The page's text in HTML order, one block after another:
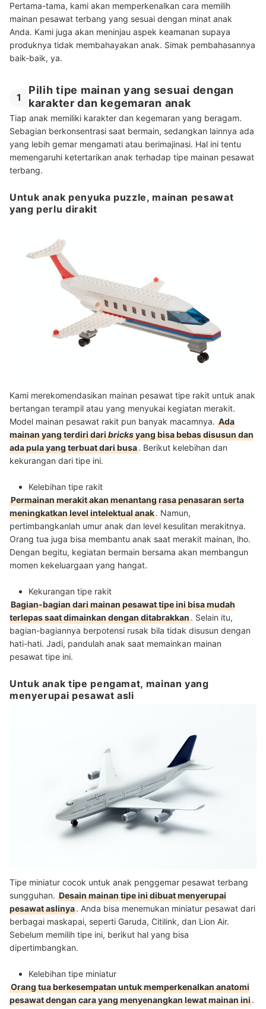
Pertama-tama, kami akan memperkenalkan cara memilih
mainan pesawat terbang yang sesuai dengan minat anak
Anda. Kami juga akan meninjau aspek keamanan supaya
produknya tidak membahayakan anak. Simak pembahasannya
baik-baik, ya.
1
Pilih tipe mainan yang sesuai dengan
karakter dan kegemaran anak
Tiap anak memiliki karakter dan kegemaran yang beragam.
Sebagian berkonsentrasi saat bermain, sedangkan lainnya ada
yang lebih gemar mengamati atau berimajinasi. Hal ini tentu
memengaruhi ketertarikan anak terhadap tipe mainan pesawat
terbang.
Untuk anak penyuka puzzle, mainan pesawat
yang perlu dirakit
Kami merekomendasikan mainan pesawat tipe rakit untuk anak
bertangan terampil atau yang menyukai kegiatan merakit.
Model mainan pesawat rakit pun banyak macamnya. Ada
mainan yang terdiri daribricksyang bisa bebas disusun dan
ada pula yang terbuat dari busa. Berikut kelebihan dan
kekurangan dari tipe ini.
Kelebihan tipe rakit
Permainan merakit akan menantangrasa penasaran serta
meningkatkan level intelektual anak. Namun,
pertimbangkanlah umur anak dan level kesulitan merakitnya.
Orang tua juga bisa membantu anak saat merakit mainan, lho.
Dengan begitu, kegiatan bermain bersama akan membangun
momen kekeluargaan yang hangat.
Kekurangan tipe rakit
Bagian-bagian dari mainan pesawat tipe ini bisa mudah
terlepas saat dimainkan dengan ditabrakkan. Selain itu,
bagian-bagiannya berpotensi rusak bila tidak disusun dengan
hati-hati. Jadi, pandulah anak saat memainkan mainan
pesawat tipe ini.
Untuk anak tipe pengamat, mainan yang
menyerupai pesawat asli
Tipe miniatur cocok untuk anak penggemar pesawat terbang
sungguhan. Desain mainan tipe ini dibuat menyerupai
pesawat aslinya. Anda bisa menemukan miniatur pesawat dari
berbagai maskapai, seperti Garuda, Citilink, dan Lion Air.
Sebelum memilih tipe ini, berikut hal yang bisa
dipertimbangkan.
Kelebihan tipe miniatur
Orang tua berkesempatan untuk memperkenalkan anatomi
pesawat dengan cara yang menyenangkan lewat mainan ini.